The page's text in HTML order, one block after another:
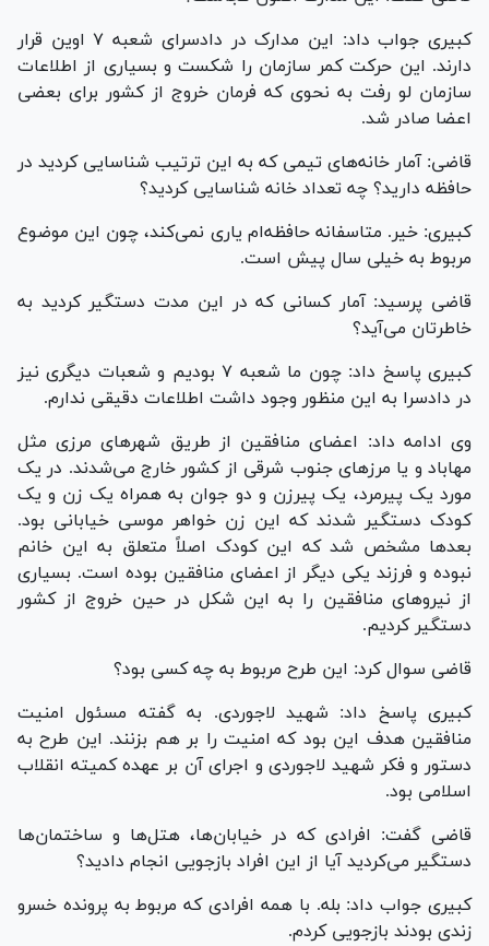
کبیری جواب داد: این مدارک در دادسرای شعبه ۷ اوین قرار
دارند. این حرکت کمر سازمان را شکست و بسیاری از اطلاعات
سازمان لو رفت به نحوی که فرمان خروج از کشور برای بعضی
اعضا صادر شد.
قاضی: آمار خانه‌های تیمی که به این ترتیب شناسایی کردید در
حافظه دارید؟ چه تعداد خانه شناسایی کردید؟
کبیری: خیر. متاسفانه حافظه‌ام یاری نمی‌کند، چون این موضوع
مربوط به خیلی سال پیش است.
قاضی پرسید: آمار کسانی که در این مدت دستگیر کردید به
خاطرتان می‌آید؟
کبیری پاسخ داد: چون ما شعبه ۷ بودیم و شعبات دیگری نیز
در دادسرا به این منظور وجود داشت اطلاعات دقیقی ندارم.
وی ادامه داد: اعضای منافقین از طریق شهر‌های مرزی مثل
مهاباد و یا مرز‌های جنوب شرقی از کشور خارج می‌شدند. در یک
مورد یک پیرمرد، یک پیرزن و دو جوان به همراه یک زن و یک
کودک دستگیر شدند که این زن خواهر موسی خیابانی بود.
بعد‌ها مشخص شد که این کودک اصلاً متعلق به این خانم
نبوده و فرزند یکی دیگر از اعضای منافقین بوده است. بسیاری
از نیرو‌های منافقین را به این شکل در حین خروج از کشور
دستگیر کردیم.
قاضی سوال کرد: این طرح مربوط به چه کسی بود؟
کبیری پاسخ داد: شهید لاجوردی. به گفته مسئول امنیت
منافقین هدف این بود که امنیت را بر هم بزنند. این طرح به
دستور و فکر شهید لاجوردی و اجرای آن بر عهده کمیته انقلاب
اسلامی بود.
قاضی گفت: افرادی که در خیابان‌ها، هتل‌ها و ساختمان‌ها
دستگیر می‌کردید آیا از این افراد بازجویی انجام دادید؟
کبیری جواب داد: بله. با همه افرادی که مربوط به پرونده خسرو
زندی بودند بازجویی کردم.